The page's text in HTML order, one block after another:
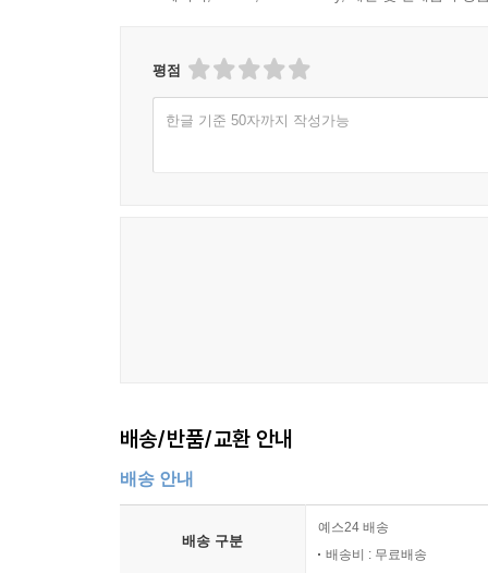
평점
한글 기준 50자까지 작성가능
배송/반품/교환 안내
배송 안내
배송 구분
예스24 배송
배송비 : 무료배송